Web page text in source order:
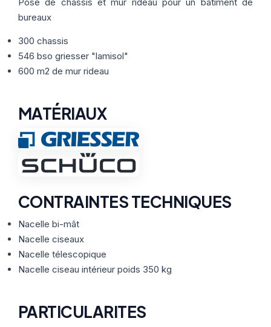
Nos Formules ACTUALITÉS
CONTACT
bureaux
300 chassis
546 bso griesser "lamisol"
600 m2 de mur rideau
MATÉRIAUX
CONTRAINTES TECHNIQUES
Nacelle bi-mât
Nacelle ciseaux
Nacelle télescopique
Nacelle ciseau intérieur poids 350 kg
PARTICULARITES